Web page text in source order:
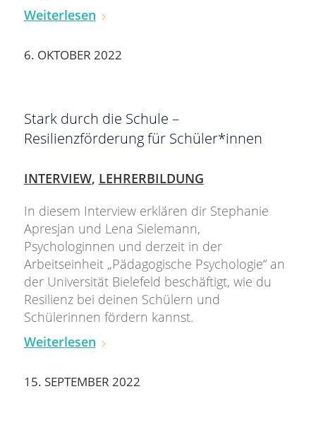
Weiterlesen
6. OKTOBER 2022
Stark durch die Schule –
Resilienzförderung für Schüler*innen
INTERVIEW, LEHRERBILDUNG
In diesem Interview erklären dir Stephanie
Apresjan und Lena Sielemann,
Psychologinnen und derzeit in der
Arbeitseinheit „Pädagogische Psychologie“ an
der Universität Bielefeld beschäftigt, wie du
Resilienz bei deinen Schülern und
Schülerinnen fördern kannst.
Weiterlesen
15. SEPTEMBER 2022